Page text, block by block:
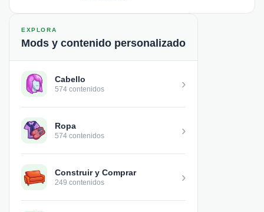
EXPLORA
Mods y contenido personalizado
Cabello
574 contenidos ›
Ropa
574 contenidos ›
Construir y Comprar
249 contenidos ›